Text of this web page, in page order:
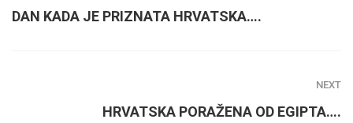
DAN KADA JE PRIZNATA HRVATSKA….
NEXT
HRVATSKA PORAŽENA OD EGIPTA….